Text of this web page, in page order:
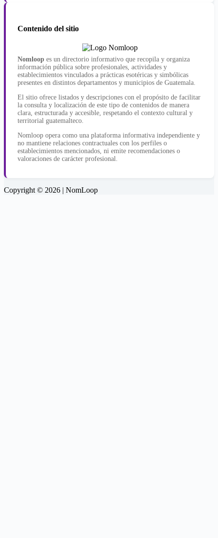
Contenido del sitio
Nomloop es un directorio informativo que recopila y organiza
información pública sobre profesionales, actividades y
establecimientos vinculados a prácticas esotéricas y simbólicas
presentes en distintos departamentos y municipios de Guatemala.
El sitio ofrece listados y descripciones con el propósito de facilitar
la consulta y localización de este tipo de contenidos de manera
clara, estructurada y accesible, respetando el contexto cultural y
territorial guatemalteco.
Nomloop opera como una plataforma informativa independiente y
no mantiene relaciones contractuales con los perfiles o
establecimientos mencionados, ni emite recomendaciones o
valoraciones de carácter profesional.
Copyright © 2026 | NomLoop